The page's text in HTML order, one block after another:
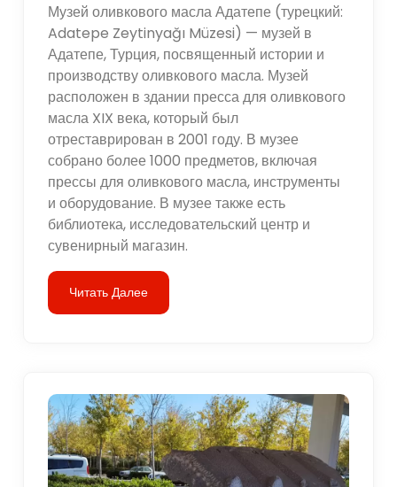
Музей оливкового масла Адатепе (турецкий:
Adatepe Zeytinyağı Müzesi) — музей в
Адатепе, Турция, посвященный истории и
производству оливкового масла. Музей
расположен в здании пресса для оливкового
масла XIX века, который был
отреставрирован в 2001 году. В музее
собрано более 1000 предметов, включая
прессы для оливкового масла, инструменты
и оборудование. В музее также есть
библиотека, исследовательский центр и
сувенирный магазин.
Читать Далее